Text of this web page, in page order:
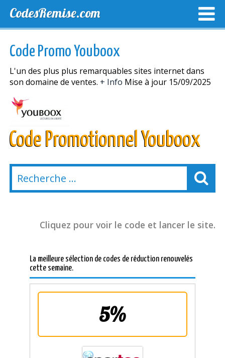
CodesRemise.com
NOUVELLES MAGASINS
Code Promo Youboox
L'un des plus plus remarquables sites internet dans
son domaine de ventes. + Info Mise à jour 15/09/2025
Code Promotionnel Youboox
Cliquez pour voir le code et lancer le site.
La meilleure sélection de codes de réduction renouvelés
cette semaine.
5%